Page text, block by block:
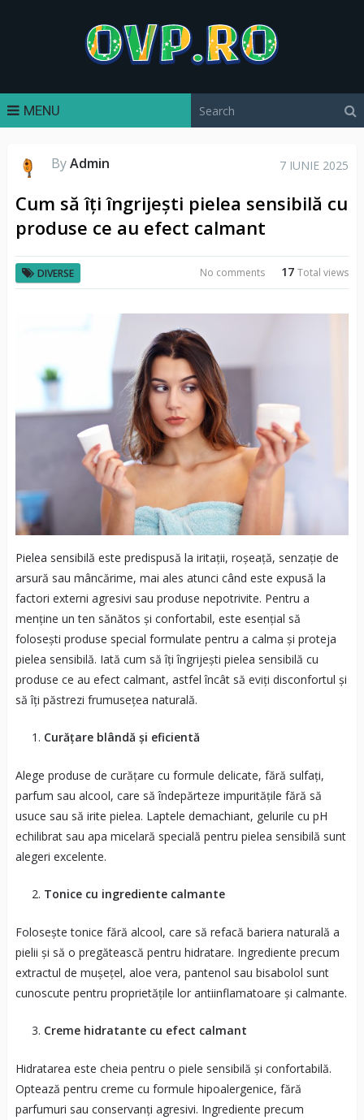
MENU
ByAdmin 7 IUNIE 2025
Cum să îți îngrijești pielea sensibilă cu
produse ce au efect calmant
DIVERSE 17Total views
No comments
Pielea sensibilă este predispusă la iritații, roșeață, senzație de
arsură sau mâncărime, mai ales atunci când este expusă la
factori externi agresivi sau produse nepotrivite. Pentru a
menține un ten sănătos și confortabil, este esențial să
folosești produse special formulate pentru a calma și proteja
pielea sensibilă. Iată cum să îți îngrijești pielea sensibilă cu
produse ce au efect calmant, astfel încât să eviți disconfortul și
să îți păstrezi frumusețea naturală.
Curățare blândă și eficientă
Alege produse de curățare cu formule delicate, fără sulfați,
parfum sau alcool, care să îndepărteze impuritățile fără să
usuce sau să irite pielea. Laptele demachiant, gelurile cu pH
echilibrat sau apa micelară specială pentru pielea sensibilă sunt
alegeri excelente.
Tonice cu ingrediente calmante
Folosește tonice fără alcool, care să refacă bariera naturală a
pielii și să o pregătească pentru hidratare. Ingrediente precum
extractul de mușețel, aloe vera, pantenol sau bisabolol sunt
cunoscute pentru proprietățile lor antiinflamatoare și calmante.
Creme hidratante cu efect calmant
Hidratarea este cheia pentru o piele sensibilă și confortabilă.
Optează pentru creme cu formule hipoalergenice, fără
parfumuri sau conservanți agresivi. Ingrediente precum